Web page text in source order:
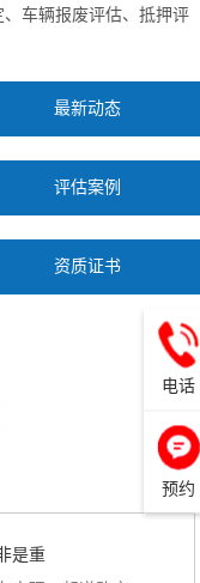
车辆报废评估、抵押评
最新动态
评估案例
资质证书
是重
电话
预约